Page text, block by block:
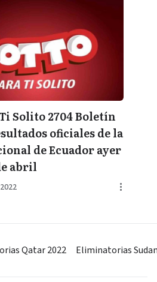
Solito 2704 Boletín
oficiales de la
de Ecuador ayer
abril
Qatar 2022 Eliminatorias